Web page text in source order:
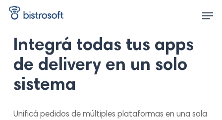
Skip
contentIntegrá todas tus apps
de delivery en un solo
sistema
Unificá pedidos de múltiples plataformas en una sola